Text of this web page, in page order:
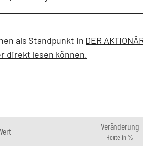
als Standpunkt in DER
direkt lesen können.
Veränderung
Heute in %